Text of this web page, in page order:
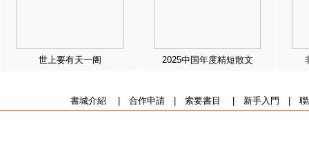
世上要有天一阁 2025中国年度精短散文
書城介紹 合作申請| 索要書目 新手入門